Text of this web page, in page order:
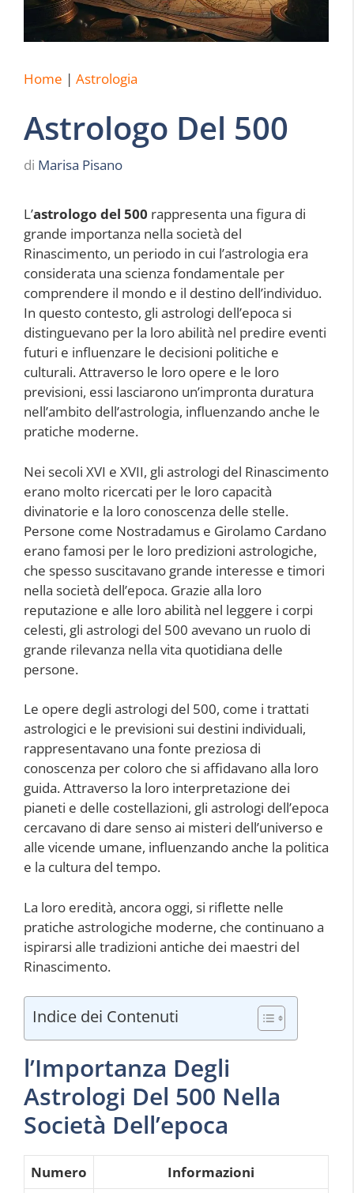
Home | Astrologia
Astrologo Del 500
di Marisa Pisano
L’astrologo del 500 rappresenta una figura di
grande importanza nella società del
Rinascimento, un periodo in cui l’astrologia era
considerata una scienza fondamentale per
comprendere il mondo e il destino dell’individuo.
In questo contesto, gli astrologi dell’epoca si
distinguevano per la loro abilità nel predire eventi
futuri e influenzare le decisioni politiche e
culturali. Attraverso le loro opere e le loro
previsioni, essi lasciarono un’impronta duratura
nell’ambito dell’astrologia, influenzando anche le
pratiche moderne.
Nei secoli XVI e XVII, gli astrologi del Rinascimento
erano molto ricercati per le loro capacità
divinatorie e la loro conoscenza delle stelle.
Persone come Nostradamus e Girolamo Cardano
erano famosi per le loro predizioni astrologiche,
che spesso suscitavano grande interesse e timori
nella società dell’epoca. Grazie alla loro
reputazione e alle loro abilità nel leggere i corpi
celesti, gli astrologi del 500 avevano un ruolo di
grande rilevanza nella vita quotidiana delle
persone.
Le opere degli astrologi del 500, come i trattati
astrologici e le previsioni sui destini individuali,
rappresentavano una fonte preziosa di
conoscenza per coloro che si affidavano alla loro
guida. Attraverso la loro interpretazione dei
pianeti e delle costellazioni, gli astrologi dell’epoca
cercavano di dare senso ai misteri dell’universo e
alle vicende umane, influenzando anche la politica
e la cultura del tempo.
La loro eredità, ancora oggi, si riflette nelle
pratiche astrologiche moderne, che continuano a
ispirarsi alle tradizioni antiche dei maestri del
Rinascimento.
Indice dei Contenuti
l’Importanza Degli
Astrologi Del 500 Nella
Società Dell’epoca
Numero Informazioni